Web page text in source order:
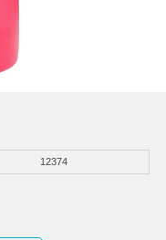
12374